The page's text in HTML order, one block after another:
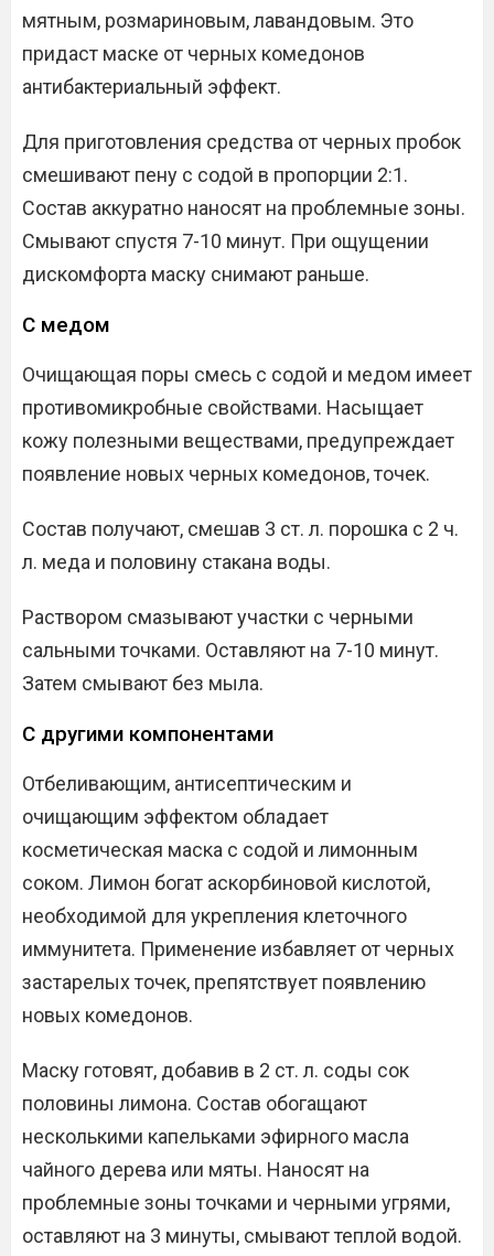
мятным, розмариновым, лавандовым. Это
придаст маске от черных комедонов
антибактериальный эффект.
Для приготовления средства от черных пробок
смешивают пену с содой в пропорции 2:1.
Состав аккуратно наносят на проблемные зоны.
Смывают спустя 7-10 минут. При ощущении
дискомфорта маску снимают раньше.
С медом
Очищающая поры смесь с содой и медом имеет
противомикробные свойствами. Насыщает
кожу полезными веществами, предупреждает
появление новых черных комедонов, точек.
Состав получают, смешав 3 ст. л. порошка с 2 ч.
л. меда и половину стакана воды.
Раствором смазывают участки с черными
сальными точками. Оставляют на 7-10 минут.
Затем смывают без мыла.
С другими компонентами
Отбеливающим, антисептическим и
очищающим эффектом обладает
косметическая маска с содой и лимонным
соком. Лимон богат аскорбиновой кислотой,
необходимой для укрепления клеточного
иммунитета. Применение избавляет от черных
застарелых точек, препятствует появлению
новых комедонов.
Маску готовят, добавив в 2 ст. л. соды сок
половины лимона. Состав обогащают
несколькими капельками эфирного масла
чайного дерева или мяты. Наносят на
проблемные зоны точками и черными угрями,
оставляют на 3 минуты, смывают теплой водой.